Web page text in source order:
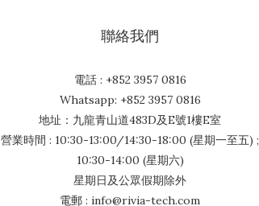
聯絡我們
電話 : +852 3957 0816
Whatsapp: +852 3957 0816
地址：九龍青山道483D及E號1樓E室
營業時間 : 10:30-13:00/14:30-18:00 (星期一至五) ;
10:30-14:00 (星期六)
星期日及公眾假期除外
電郵 : info@rivia-tech.com